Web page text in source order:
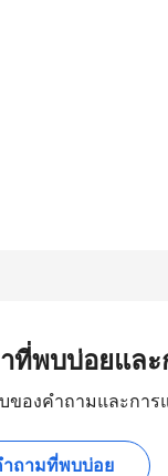
ที่พบบ่อยและ
ของคำถามและกา
ำถามที่พบบ่อย